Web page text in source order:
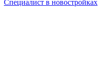
Специалист в новостройках